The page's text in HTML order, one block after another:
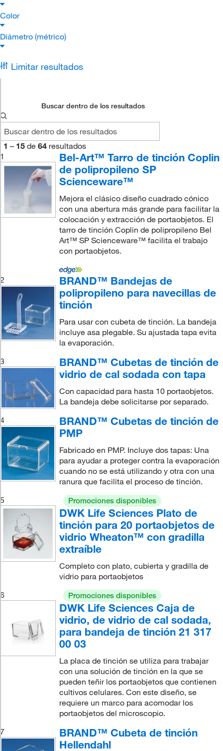
Color
Diámetro (métrico)
Limitar resultados
Buscar dentro de los resultados
1 – 15 de 64 resultados
1
Bel-Art™ Tarro de tinción Coplin
de polipropileno SP
Scienceware™
Mejora el clásico diseño cuadrado cónico
con una abertura más grande para facilitar la
colocación y extracción de portaobjetos. El
tarro de tinción Coplin de polipropileno Bel
Art™ SP Scienceware™ facilita el trabajo
con portaobjetos.
2
BRAND™ Bandejas de
polipropileno para navecillas de
tinción
Para usar con cubeta de tinción. La bandeja
incluye asa plegable. Su ajustada tapa evita
la evaporación.
3
BRAND™ Cubetas de tinción de
vidrio de cal sodada con tapa
Con capacidad para hasta 10 portaobjetos.
La bandeja debe solicitarse por separado.
4
BRAND™ Cubetas de tinción de
PMP
Fabricado en PMP. Incluye dos tapas: Una
para ayudar a proteger contra la evaporación
cuando no se está utilizando y otra con una
ranura que facilita el proceso de tinción.
5
Promociones disponibles
DWK Life Sciences Plato de
tinción para 20 portaobjetos de
vidrio Wheaton™ con gradilla
extraíble
Completo con plato, cubierta y gradilla de
vidrio para portaobjetos
6
Promociones disponibles
DWK Life Sciences Caja de
vidrio, de vidrio de cal sodada,
para bandeja de tinción 21 317
00 03
La placa de tinción se utiliza para trabajar
con una solución de tinción en la que se
pueden teñir los portaobjetos que contienen
cultivos celulares. Con este diseño, se
requiere un marco para acomodar los
portaobjetos del microscopio.
7
BRAND™ Cubeta de tinción
Hellendahl